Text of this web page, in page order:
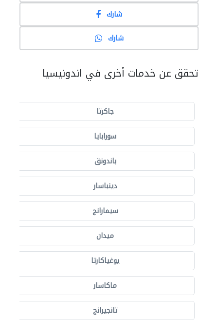
شارك
شارك
تحقق عن خدمات أخرى في اندونيسيا
جاكرتا
سورابايا
باندونق
دينباسار
سيمارانج
ميدان
يوغياكارتا
ماكاسار
تانجيرانج